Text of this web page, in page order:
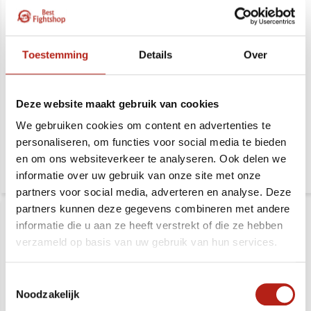
Toestemming Details Over
Deze website maakt gebruik van cookies
We gebruiken cookies om content en advertenties te
personaliseren, om functies voor social media te bieden
en om ons websiteverkeer te analyseren. Ook delen we
informatie over uw gebruik van onze site met onze
partners voor social media, adverteren en analyse. Deze
partners kunnen deze gegevens combineren met andere
informatie die u aan ze heeft verstrekt of die ze hebben
verzameld op basis van uw gebruik van hun services.
Noodzakelijk
Breekplanken houder
hoogte verstelbaar
Deliverytime
559,- 469,-
Breekplanken
breektechnieken in
hoogte verstelbaar
Deliverytime
469,-